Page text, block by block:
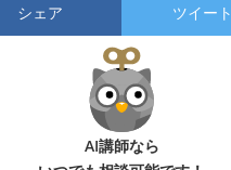
シェア ツイート
AI講師なら